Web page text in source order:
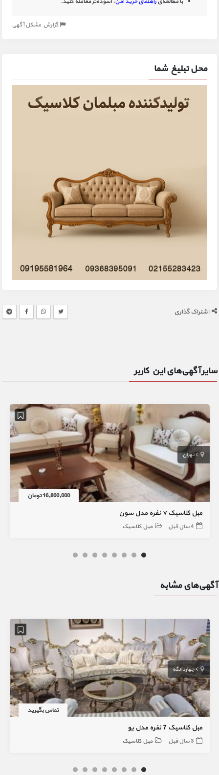
گزارش مشکل آگهی
محل تبلیغ شما
اشتراک گذاری
سایر آگهی‌های این کاربر
تهران
16,800,000 تومان
مبل کلاسیک ۷ نفره مدل سون
4 سال قبل مبل کلاسیک
آگهی‌های مشابه
چهاردانگه
تماس بگیرید
مبل کلاسیک 7 نفره مدل یو
3 سال قبل مبل کلاسیک